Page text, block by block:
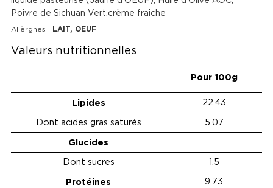
Poivre de Sichuan Vert.crème fraiche
Allèrgnes : LAIT, OEUF
Valeurs nutritionnelles
Pour 100g
Lipides
22.43
Dont acides gras saturés
5.07
Glucides
Dont sucres 1.5
Protéines 9.73